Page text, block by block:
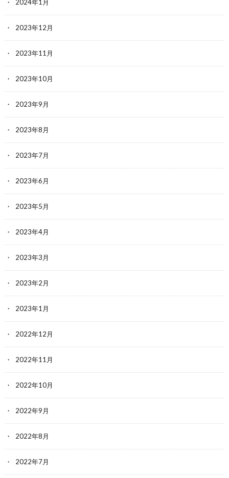
2024年1月
2023年12月
2023年11月
2023年10月
2023年9月
2023年8月
2023年7月
2023年6月
2023年5月
2023年4月
2023年3月
2023年2月
2023年1月
2022年12月
2022年11月
2022年10月
2022年9月
2022年8月
2022年7月